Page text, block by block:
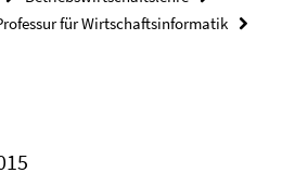
für Wirtschaftsinformatik